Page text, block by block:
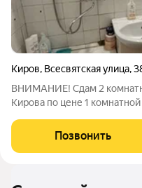
Киров, Всесвятская улица,
ВНИМАНИЕ! Сдам 2
Кирова по цене 1
чисто. Кафель. Есть
Балкон. Развитая
Позвонить